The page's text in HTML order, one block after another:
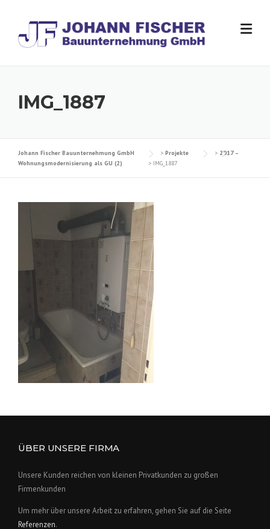
content
IMG_1887
Johann Fischer Bauunternehmung GmbH > Projekte > 2017 –
Wohnungsmodernisierung als GU (2)
> IMG_1887
ÜBER UNSERE FIRMA
Unsere Kunden reichen von kleinen Privatkunden zu großen
Firmenkunden
Um mehr über unsere Arbeit zu erfahren, gehen Sie auf die Seite
Referenzen.